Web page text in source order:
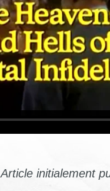
Article initialement